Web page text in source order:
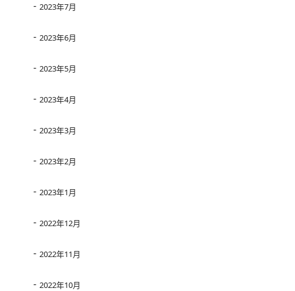
2023年7月
2023年6月
2023年5月
2023年4月
2023年3月
2023年2月
2023年1月
2022年12月
2022年11月
2022年10月